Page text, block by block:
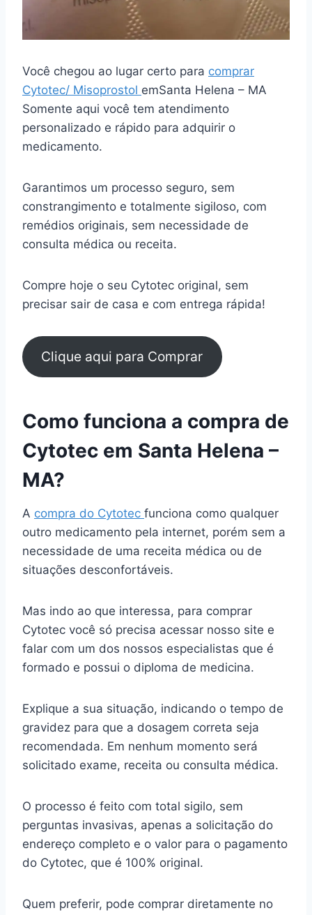
Você chegou ao lugar certo para comprar
Cytotec/ Misoprostol emSanta Helena – MA
Somente aqui você tem atendimento
personalizado e rápido para adquirir o
medicamento.
Garantimos um processo seguro, sem
constrangimento e totalmente sigiloso, com
remédios originais, sem necessidade de
consulta médica ou receita.
Compre hoje o seu Cytotec original, sem
precisar sair de casa e com entrega rápida!
Clique aqui para Comprar
Como funciona a compra de
Cytotec em Santa Helena –
MA?
A compra do Cytotec funciona como qualquer
outro medicamento pela internet, porém sem a
necessidade de uma receita médica ou de
situações desconfortáveis.
Mas indo ao que interessa, para comprar
Cytotec você só precisa acessar nosso site e
falar com um dos nossos especialistas que é
formado e possui o diploma de medicina.
Explique a sua situação, indicando o tempo de
gravidez para que a dosagem correta seja
recomendada. Em nenhum momento será
solicitado exame, receita ou consulta médica.
O processo é feito com total sigilo, sem
perguntas invasivas, apenas a solicitação do
endereço completo e o valor para o pagamento
do Cytotec, que é 100% original.
Quem preferir, pode comprar diretamente no